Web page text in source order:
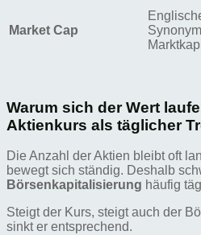
Market Cap
Warum sich der Wert
Aktienkurs als täglicher
Die Anzahl der Aktien bleibt oft
bewegt sich ständig. Deshalb
Börsenkapitalisierung häufig
Steigt der Kurs, steigt auch der
sinkt er entsprechend.